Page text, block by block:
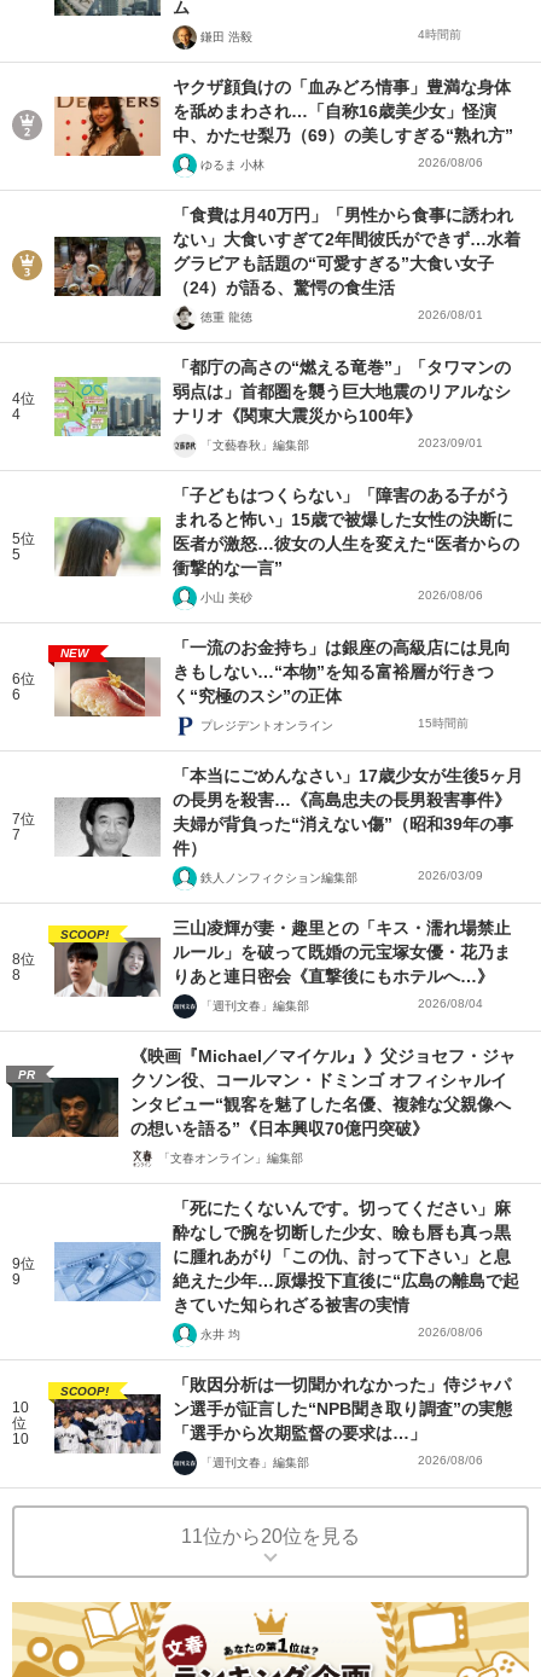
ム
鎌田 浩毅 4時間前
ヤクザ顔負けの「血みどろ情事」豊満な身体
を舐めまわされ…「自称16歳美少女」怪演
中、かたせ梨乃（69）の美しすぎる“熟れ方”
ゆるま 小林 2026/08/06
「食費は月40万円」「男性から食事に誘われ
ない」大食いすぎて2年間彼氏ができず…水着
グラビアも話題の“可愛すぎる”大食い女子
（24）が語る、驚愕の食生活
徳重 龍徳 2026/08/01
4位
4
「都庁の高さの“燃える竜巻”」「タワマンの
弱点は」首都圏を襲う巨大地震のリアルなシ
ナリオ《関東大震災から100年》
「文藝春秋」編集部 2023/09/01
5位
5
「子どもはつくらない」「障害のある子がう
まれると怖い」15歳で被爆した女性の決断に
医者が激怒…彼女の人生を変えた“医者からの
衝撃的な一言”
小山 美砂 2026/08/06
6位
6
NEW
「一流のお金持ち」は銀座の高級店には見向
きもしない…“本物”を知る富裕層が行きつ
く“究極のスシ”の正体
プレジデントオンライン 15時間前
7位
7
「本当にごめんなさい」17歳少女が生後5ヶ月
の長男を殺害…《高島忠夫の長男殺害事件》
夫婦が背負った“消えない傷”（昭和39年の事
件）
鉄人ノンフィクション編集部 2026/03/09
8位
8
SCOOP!
三山凌輝が妻・趣里との「キス・濡れ場禁止
ルール」を破って既婚の元宝塚女優・花乃ま
りあと連日密会《直撃後にもホテルへ…》
「週刊文春」編集部 2026/08/04
PR
《映画『Michael／マイケル』》父ジョセフ・ジャ
クソン役、コールマン・ドミンゴ オフィシャルイ
ンタビュー“観客を魅了した名優、複雑な父親像へ
の想いを語る”《日本興収70億円突破》
「文春オンライン」編集部
9位
9
「死にたくないんです。切ってください」麻
酔なしで腕を切断した少女、瞼も唇も真っ黒
に腫れあがり「この仇、討って下さい」と息
絶えた少年…原爆投下直後に“広島の離島で起
きていた知られざる被害の実情
永井 均 2026/08/06
10
位
10
SCOOP!
「敗因分析は一切聞かれなかった」侍ジャパ
ン選手が証言した“NPB聞き取り調査”の実態
「選手から次期監督の要求は…」
「週刊文春」編集部 2026/08/06
11位から20位を見る